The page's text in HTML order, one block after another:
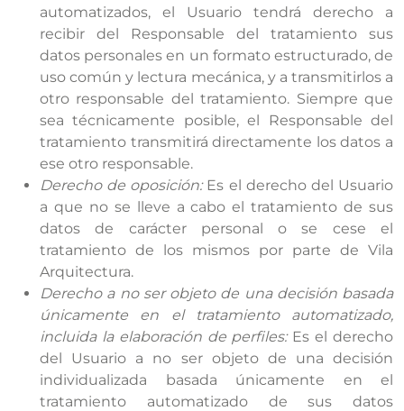
automatizados, el Usuario tendrá derecho a
recibir del Responsable del tratamiento sus
datos personales en un formato estructurado, de
uso común y lectura mecánica, y a transmitirlos a
otro responsable del tratamiento. Siempre que
sea técnicamente posible, el Responsable del
tratamiento transmitirá directamente los datos a
ese otro responsable.
Derecho de oposición:Es el derecho del Usuario
a que no se lleve a cabo el tratamiento de sus
datos de carácter personal o se cese el
tratamiento de los mismos por parte de Vila
Arquitectura.
Derecho a no ser objeto de una decisión basada
únicamente en el tratamiento automatizado,
incluida la elaboración de perfiles:Es el derecho
del Usuario a no ser objeto de una decisión
individualizada basada únicamente en el
tratamiento automatizado de sus datos